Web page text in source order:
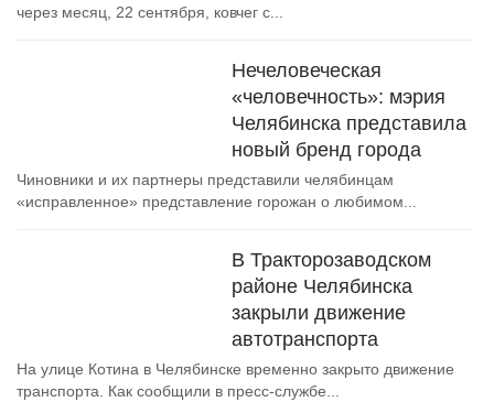
через месяц, 22 сентября, ковчег с...
Нечеловеческая
«человечность»: мэрия
Челябинска представила
новый бренд города
Чиновники и их партнеры представили челябинцам
«исправленное» представление горожан о любимом...
В Тракторозаводском
районе Челябинска
закрыли движение
автотранспорта
На улице Котина в Челябинске временно закрыто движение
транспорта. Как сообщили в пресс-службе...